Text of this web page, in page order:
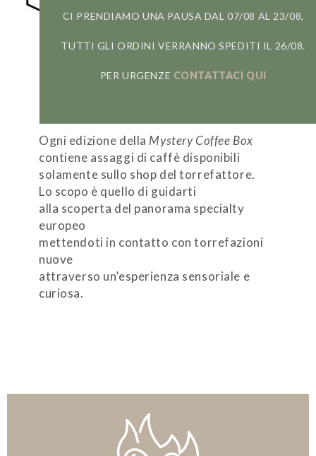
UNA MYSTERY BOX
Ogni edizione della Mystery Coffee Box
contiene assaggi di caffè disponibili
solamente sullo shop del torrefattore.
Lo scopo è quello di guidarti
alla scoperta del panorama specialty
europeo
mettendoti in contatto con torrefazioni
nuove
attraverso un’esperienza sensoriale e
curiosa.
CI PRENDIAMO UNA PAUSA DAL 07/08 AL 23/08,
TUTTI GLI ORDINI VERRANNO SPEDITI IL 26/08.
PER URGENZE CONTATTACI QUI